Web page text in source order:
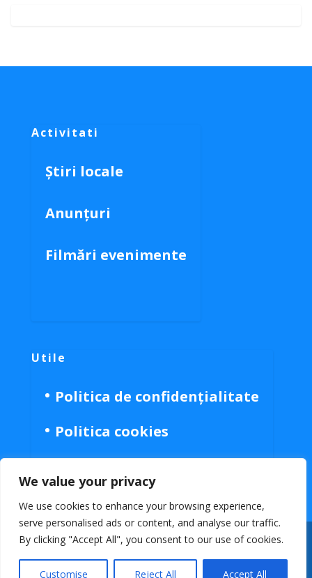
We value your privacy
We use cookies to enhance your browsing experience,
serve personalised ads or content, and analyse our traffic.
By clicking "Accept All", you consent to our use of cookies.
Customise Reject All Accept All
Activitati
Știri locale
Anunțuri
Filmări evenimente
Utile
Politica de confidențialitate
Politica cookies